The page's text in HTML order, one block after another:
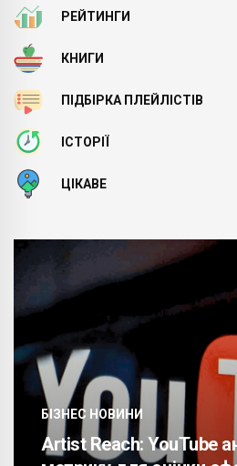
РЕЙТИНГИ
КНИГИ
ПІДБІРКА ПЛЕЙЛІСТІВ
ІСТОРІЇ
ЦІКАВЕ
БІЗНЕС НОВИНИ
Artist Reach: YouTube